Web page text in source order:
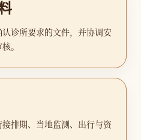
诊所要求的文件，并协调安
。
排期、当地监测、出行与资